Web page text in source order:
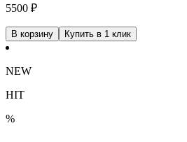
5500 ₽
В корзину Купить в 1 клик
NEW
HIT
%